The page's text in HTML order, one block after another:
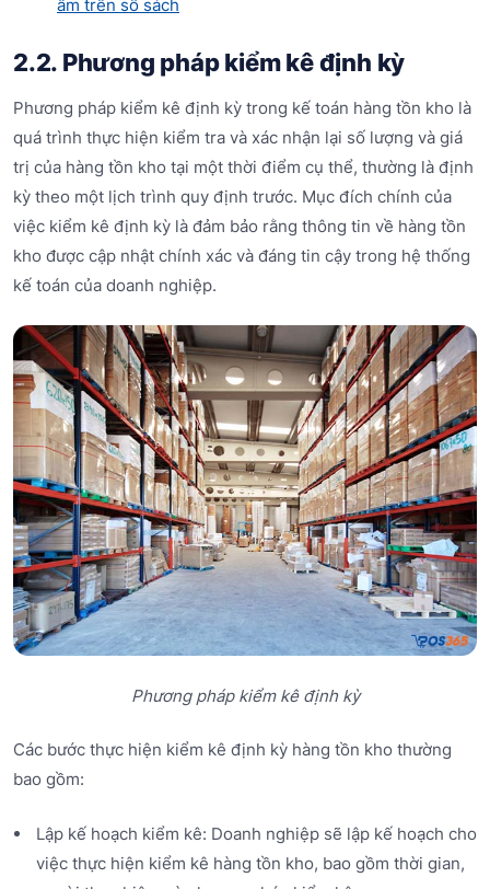
âm trên sổ sách
2.2. Phương pháp kiểm kê định kỳ
Phương pháp kiểm kê định kỳ trong kế toán hàng tồn kho là
quá trình thực hiện kiểm tra và xác nhận lại số lượng và giá
trị của hàng tồn kho tại một thời điểm cụ thể, thường là định
kỳ theo một lịch trình quy định trước. Mục đích chính của
việc kiểm kê định kỳ là đảm bảo rằng thông tin về hàng tồn
kho được cập nhật chính xác và đáng tin cậy trong hệ thống
kế toán của doanh nghiệp.
Phương pháp kiểm kê định kỳ
Các bước thực hiện kiểm kê định kỳ hàng tồn kho thường
bao gồm:
Lập kế hoạch kiểm kê: Doanh nghiệp sẽ lập kế hoạch cho
việc thực hiện kiểm kê hàng tồn kho, bao gồm thời gian,